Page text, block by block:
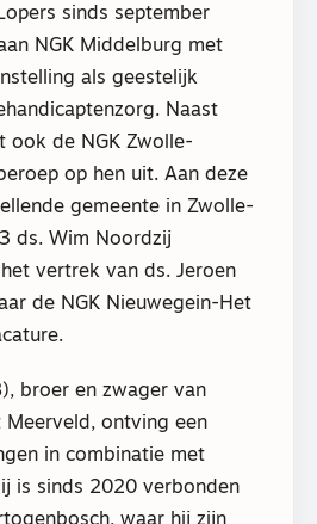
sinds september
NGK Middelburg met
als geestelijk
Naast
ook de NGK Zwolle-
op hen uit. Aan deze
gemeente in Zwolle-
ds. Wim Noordzij
vertrek van ds. Jeroen
de NGK Nieuwegein-Het
broer en zwager van
ontving een
in combinatie met
is sinds 2020 verbonden
waar hij zijn